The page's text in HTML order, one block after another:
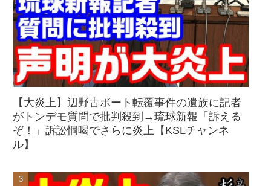
【大炎上】辺野古ボート転覆事件の遺族に記者
がトンデモ質問で批判殺到→琉球新報「訴える
ぞ！」訴訟恫喝でさらに炎上【KSLチャンネ
ル】